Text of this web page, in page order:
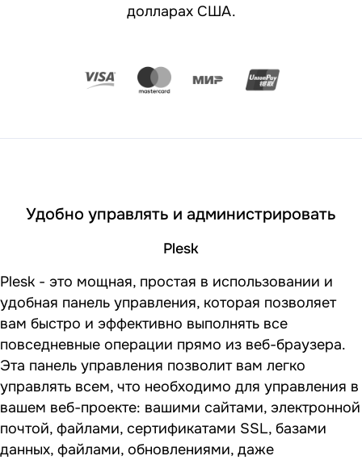
долларах США.
Удобно управлять и администрировать
Plesk
Plesk - это мощная, простая в использовании и
удобная панель управления, которая позволяет
вам быстро и эффективно выполнять все
повседневные операции прямо из веб-браузера.
Эта панель управления позволит вам легко
управлять всем, что необходимо для управления в
вашем веб-проекте: вашими сайтами, электронной
почтой, файлами, сертификатами SSL, базами
данных, файлами, обновлениями, даже